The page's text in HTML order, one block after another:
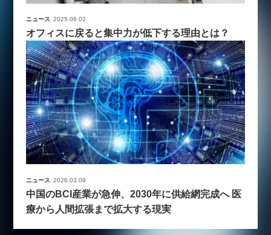
ニュース 2025.06.02
オフィスに戻ると集中力が低下する理由とは？
ニュース 2026.03.09
中国のBCI産業が急伸、2030年に供給網完成へ 医
療から人間拡張まで拡大する現実